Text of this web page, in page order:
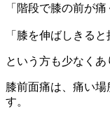
「階段で膝の前が痛
「膝を伸ばしきる
という方も少なくあ
膝前面痛は、痛い
す。